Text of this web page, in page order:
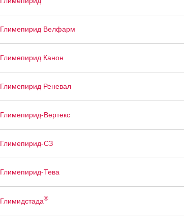
Глимепирид Велфарм
Глимепирид Канон
Глимепирид Реневал
Глимепирид-Вертекс
Глимепирид-СЗ
Глимепирид-Тева
Глимидстада®